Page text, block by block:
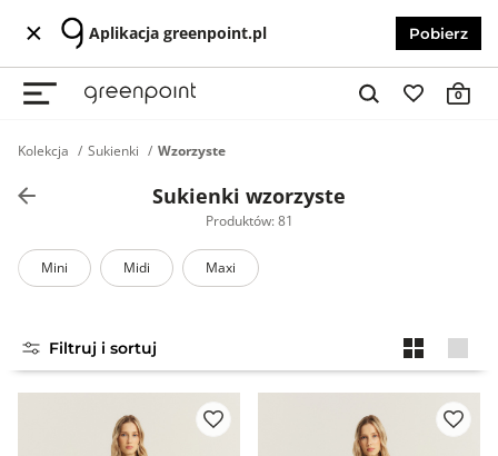
Aplikacja greenpoint.pl Pobierz
0
Kolekcja Sukienki Wzorzyste
Sukienki wzorzyste
Produktów: 81
Mini Midi Maxi
Filtruj i sortuj